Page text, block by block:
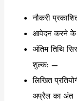
नौकरी
आवेदन करने के
अंतिम तिथि
शुल्क: —
लिखित
अप्रैल का अंत